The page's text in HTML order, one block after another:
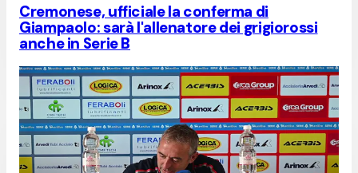
Cremonese, ufficiale la conferma di
Giampaolo: sarà l'allenatore dei grigiorossi
anche in Serie B